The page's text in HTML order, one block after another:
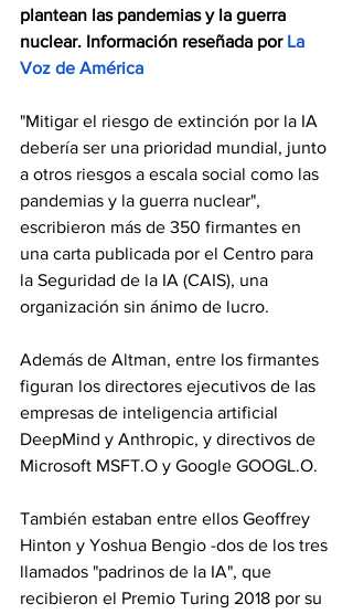
plantean las pandemias y la guerra
nuclear. Información reseñada por La
Voz de América
"Mitigar el riesgo de extinción por la IA
debería ser una prioridad mundial, junto
a otros riesgos a escala social como las
pandemias y la guerra nuclear",
escribieron más de 350 firmantes en
una carta publicada por el Centro para
la Seguridad de la IA (CAIS), una
organización sin ánimo de lucro.
Además de Altman, entre los firmantes
figuran los directores ejecutivos de las
empresas de inteligencia artificial
DeepMind y Anthropic, y directivos de
Microsoft MSFT.O y Google GOOGL.O.
También estaban entre ellos Geoffrey
Hinton y Yoshua Bengio -dos de los tres
llamados "padrinos de la IA", que
recibieron el Premio Turing 2018 por su